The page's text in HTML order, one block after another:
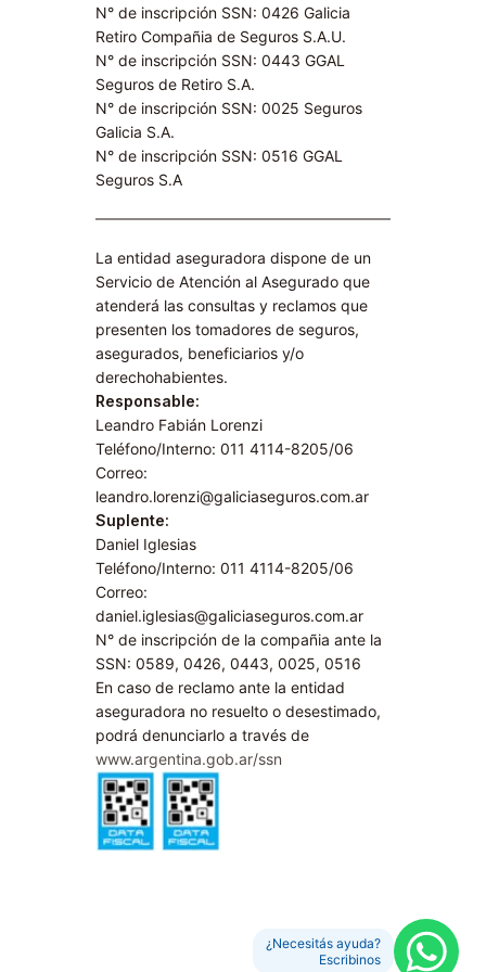
N° de inscripción SSN: 0426 Galicia
Retiro Compañia de Seguros S.A.U.​
N° de inscripción SSN: 0443 GGAL
Seguros de Retiro S.A​.
N° de inscripción SSN: 0025 Seguros
Galicia S.A.
N° de inscripción SSN: 0516 GGAL
Seguros S.A​
La entidad aseguradora dispone de un
Servicio de Atención al Asegurado que
atenderá las consultas y reclamos que
presenten los tomadores de seguros,
asegurados, beneficiarios y/o
derechohabientes.
Responsable:
Leandro Fabián Lorenzi
Teléfono/Interno: 011 4114-8205/06
Correo:
leandro.lorenzi@galiciaseguros.com.ar
Suplente:
Daniel Iglesias
Teléfono/Interno: 011 4114-8205/06
Correo:
daniel.iglesias@galiciaseguros.com.ar
N° de inscripción de la compañia ante la
SSN: 0589, 0426, 0443, 0025, 0516
En caso de reclamo ante la entidad
aseguradora no resuelto o desestimado,
podrá denunciarlo a través de
www.argentina.gob.ar/ssn
¿Necesitás ayuda?
Escribinos